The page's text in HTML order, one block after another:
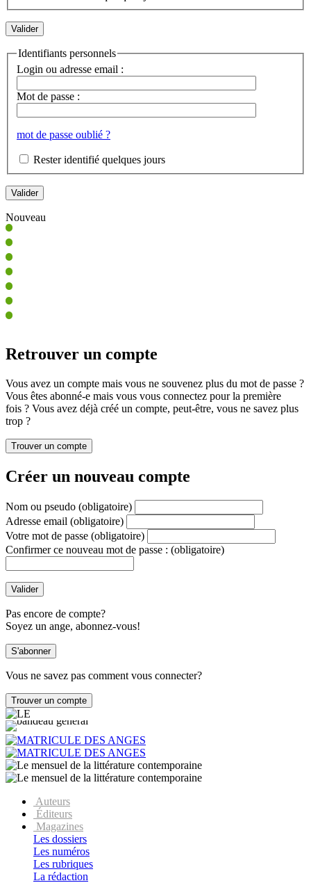
Identifiants personnels
Login ou adresse email :
Mot de passe :
mot de passe oublié ?
Rester identifié quelques jours
Nouveau
Retrouver un compte
Vous avez un compte mais vous ne souvenez plus du mot de passe ?
Vous êtes abonné-e mais vous vous connectez pour la première
fois ? Vous avez déjà créé un compte, peut-être, vous ne savez plus
trop ?
Créer un nouveau compte
Nom ou pseudo (obligatoire)
Adresse email (obligatoire)
Votre mot de passe (obligatoire)
Confirmer ce nouveau mot de passe : (obligatoire)
Pas encore de compte?
Soyez un ange, abonnez-vous!
Vous ne savez pas comment vous connecter?
Auteurs
Éditeurs
Magazines
Les dossiers
Les numéros
Les rubriques
La rédaction